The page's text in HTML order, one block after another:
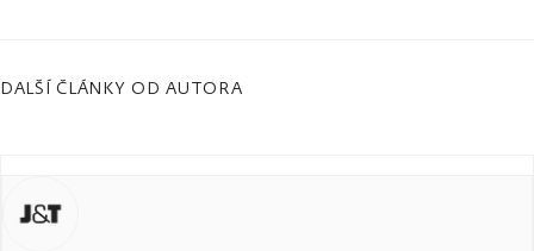
DALŠÍ ČLÁNKY OD AUTORA